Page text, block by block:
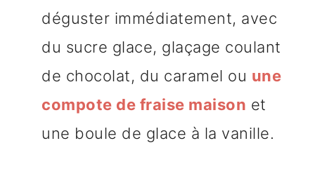
déguster immédiatement, avec
du sucre glace, glaçage coulant
de chocolat, du caramel ou une
compote de fraise maison et
une boule de glace à la vanille.